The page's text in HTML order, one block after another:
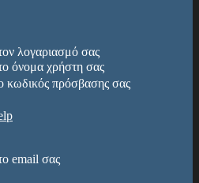
λογαριασμό σας
όνομα χρήστη σας
κωδικός πρόσβασης σας
email σας